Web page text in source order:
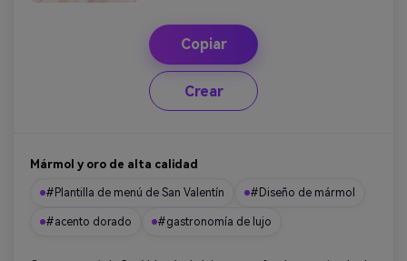
Copiar
Crear
Mármol y oro de alta calidad
#Plantilla de menú de San Valentín #Diseño de mármol
#acento dorado #gastronomía de lujo